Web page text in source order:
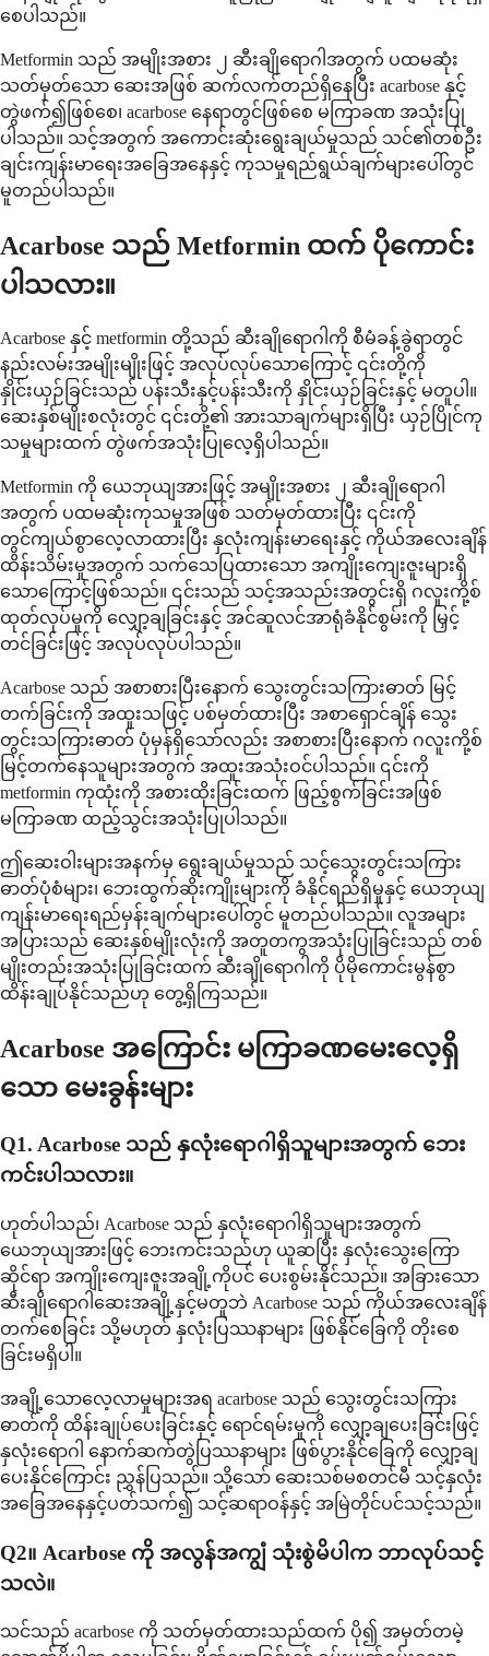
စေပါသည်။
Metformin သည် အမျိုးအစား ၂ ဆီးချိုရောဂါအတွက် ပထမဆုံး
သတ်မှတ်သော ဆေးအဖြစ် ဆက်လက်တည်ရှိနေပြီး acarbose နှင့်
တွဲဖက်၍ဖြစ်စေ၊ acarbose နေရာတွင်ဖြစ်စေ မကြာခဏ အသုံးပြု
ပါသည်။ သင့်အတွက် အကောင်းဆုံးရွေးချယ်မှုသည် သင်၏တစ်ဦး
ချင်းကျန်းမာရေးအခြေအနေနှင့် ကုသမှုရည်ရွယ်ချက်များပေါ်တွင်
မူတည်ပါသည်။
Acarbose သည် Metformin ထက် ပိုကောင်း
ပါသလား။
Acarbose နှင့် metformin တို့သည် ဆီးချိုရောဂါကို စီမံခန့်ခွဲရာတွင်
နည်းလမ်းအမျိုးမျိုးဖြင့် အလုပ်လုပ်သောကြောင့် ၎င်းတို့ကို
နှိုင်းယှဉ်ခြင်းသည် ပန်းသီးနှင့်ပန်းသီးကို နှိုင်းယှဉ်ခြင်းနှင့် မတူပါ။
ဆေးနှစ်မျိုးစလုံးတွင် ၎င်းတို့၏ အားသာချက်များရှိပြီး ယှဉ်ပြိုင်ကု
သမှုများထက် တွဲဖက်အသုံးပြုလေ့ရှိပါသည်။
Metformin ကို ယေဘုယျအားဖြင့် အမျိုးအစား ၂ ဆီးချိုရောဂါ
အတွက် ပထမဆုံးကုသမှုအဖြစ် သတ်မှတ်ထားပြီး ၎င်းကို
တွင်ကျယ်စွာလေ့လာထားပြီး နှလုံးကျန်းမာရေးနှင့် ကိုယ်အလေးချိန်
ထိန်းသိမ်းမှုအတွက် သက်သေပြထားသော အကျိုးကျေးဇူးများရှိ
သောကြောင့်ဖြစ်သည်။ ၎င်းသည် သင့်အသည်းအတွင်းရှိ ဂလူးကို့စ်
ထုတ်လုပ်မှုကို လျှော့ချခြင်းနှင့် အင်ဆူလင်အာရုံခံနိုင်စွမ်းကို မြှင့်
တင်ခြင်းဖြင့် အလုပ်လုပ်ပါသည်။
Acarbose သည် အစာစားပြီးနောက် သွေးတွင်းသကြားဓာတ် မြင့်
တက်ခြင်းကို အထူးသဖြင့် ပစ်မှတ်ထားပြီး အစာရှောင်ချိန် သွေး
တွင်းသကြားဓာတ် ပုံမှန်ရှိသော်လည်း အစာစားပြီးနောက် ဂလူးကို့စ်
မြင့်တက်နေသူများအတွက် အထူးအသုံးဝင်ပါသည်။ ၎င်းကို
metformin ကုထုံးကို အစားထိုးခြင်းထက် ဖြည့်စွက်ခြင်းအဖြစ်
မကြာခဏ ထည့်သွင်းအသုံးပြုပါသည်။
ဤဆေးဝါးများအနက်မှ ရွေးချယ်မှုသည် သင့်သွေးတွင်းသကြား
ဓာတ်ပုံစံများ၊ ဘေးထွက်ဆိုးကျိုးများကို ခံနိုင်ရည်ရှိမှုနှင့် ယေဘုယျ
ကျန်းမာရေးရည်မှန်းချက်များပေါ်တွင် မူတည်ပါသည်။ လူအများ
အပြားသည် ဆေးနှစ်မျိုးလုံးကို အတူတကွအသုံးပြုခြင်းသည် တစ်
မျိုးတည်းအသုံးပြုခြင်းထက် ဆီးချိုရောဂါကို ပိုမိုကောင်းမွန်စွာ
ထိန်းချုပ်နိုင်သည်ဟု တွေ့ရှိကြသည်။
Acarbose အကြောင်း မကြာခဏမေးလေ့ရှိ
သော မေးခွန်းများ
Q1. Acarbose သည် နှလုံးရောဂါရှိသူများအတွက် ဘေး
ကင်းပါသလား။
ဟုတ်ပါသည်၊ Acarbose သည် နှလုံးရောဂါရှိသူများအတွက်
ယေဘုယျအားဖြင့် ဘေးကင်းသည်ဟု ယူဆပြီး နှလုံးသွေးကြော
ဆိုင်ရာ အကျိုးကျေးဇူးအချို့ကိုပင် ပေးစွမ်းနိုင်သည်။ အခြားသော
ဆီးချိုရောဂါဆေးအချို့နှင့်မတူဘဲ Acarbose သည် ကိုယ်အလေးချိန်
တက်စေခြင်း သို့မဟုတ် နှလုံးပြဿနာများ ဖြစ်နိုင်ခြေကို တိုးစေ
ခြင်းမရှိပါ။
အချို့သောလေ့လာမှုများအရ acarbose သည် သွေးတွင်းသကြား
ဓာတ်ကို ထိန်းချုပ်ပေးခြင်းနှင့် ရောင်ရမ်းမှုကို လျှော့ချပေးခြင်းဖြင့်
နှလုံးရောဂါ နောက်ဆက်တွဲပြဿနာများ ဖြစ်ပွားနိုင်ခြေကို လျှော့ချ
ပေးနိုင်ကြောင်း ညွှန်ပြသည်။ သို့သော် ဆေးသစ်မစတင်မီ သင့်နှလုံး
အခြေအနေနှင့်ပတ်သက်၍ သင့်ဆရာဝန်နှင့် အမြဲတိုင်ပင်သင့်သည်။
Q2။ Acarbose ကို အလွန်အကျွံ သုံးစွဲမိပါက ဘာလုပ်သင့်
သလဲ။
သင်သည် acarbose ကို သတ်မှတ်ထားသည်ထက် ပို၍ အမှတ်တမဲ့